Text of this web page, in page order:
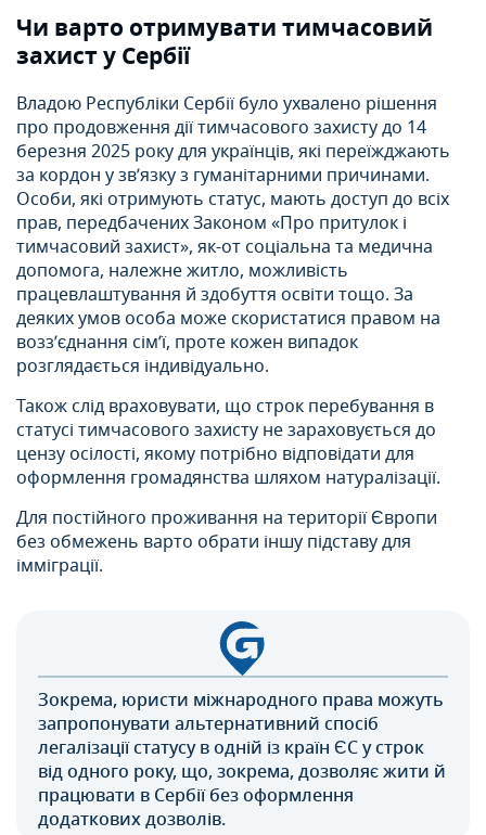
Чи варто отримувати тимчасовий
захист у Сербії
Владою Республіки Сербії було ухвалено рішення
про продовження дії тимчасового захисту до 14
березня 2025 року для українців, які переїжджають
за кордон у зв’язку з гуманітарними причинами.
Особи, які отримують статус, мають доступ до всіх
прав, передбачених Законом «Про притулок і
тимчасовий захист», як-от соціальна та медична
допомога, належне житло, можливість
працевлаштування й здобуття освіти тощо. За
деяких умов особа може скористатися правом на
возз’єднання сім’ї, проте кожен випадок
розглядається індивідуально.
Також слід враховувати, що строк перебування в
статусі тимчасового захисту не зараховується до
цензу осілості, якому потрібно відповідати для
оформлення громадянства шляхом натуралізації.
Для постійного проживання на території Європи
без обмежень варто обрати іншу підставу для
імміграції.
Зокрема, юристи міжнародного права можуть
запропонувати альтернативний спосіб
легалізації статусу в одній із країн ЄС у строк
від одного року, що, зокрема, дозволяє жити й
працювати в Сербії без оформлення
додаткових дозволів.